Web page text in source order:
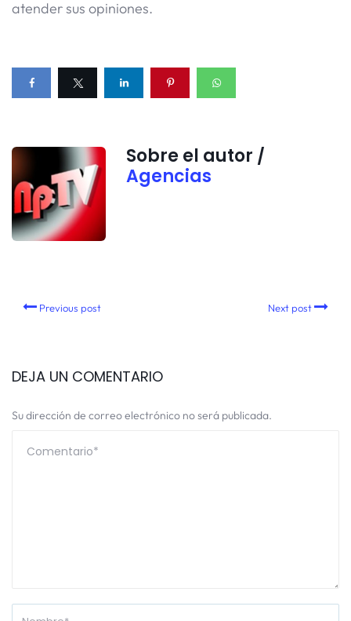
atender sus opiniones.
Sobre el autor /
Agencias
Previous post Next post
DEJA UN COMENTARIO
Su dirección de correo electrónico no será publicada.